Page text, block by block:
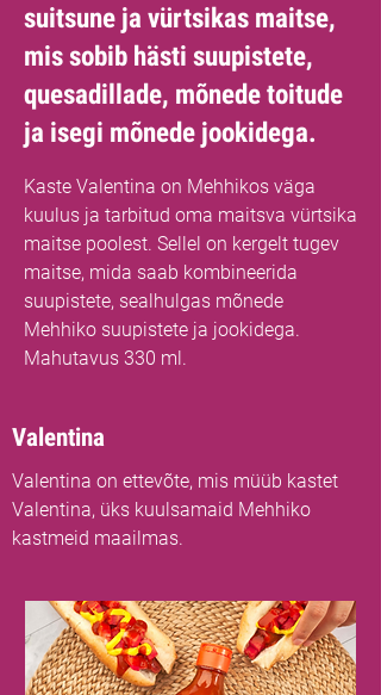
suitsune ja vürtsikas maitse,
mis sobib hästi suupistete,
quesadillade, mõnede toitude
ja isegi mõnede jookidega.
Kaste Valentina on Mehhikos väga
kuulus ja tarbitud oma maitsva vürtsika
maitse poolest. Sellel on kergelt tugev
maitse, mida saab kombineerida
suupistete, sealhulgas mõnede
Mehhiko suupistete ja jookidega.
Mahutavus 330 ml.
Valentina
Valentina on ettevõte, mis müüb kastet
Valentina, üks kuulsamaid Mehhiko
kastmeid maailmas.